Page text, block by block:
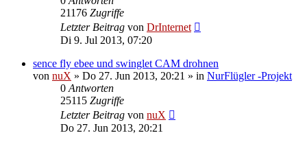
21176 Zugriffe
Letzter Beitrag von DrInternet
Di 9. Jul 2013, 07:20
sence fly ebee und swinglet CAM drohnen
von nuX » Do 27. Jun 2013, 20:21 » in NurFlügler -Projekt
0 Antworten
25115 Zugriffe
Letzter Beitrag von nuX
Do 27. Jun 2013, 20:21